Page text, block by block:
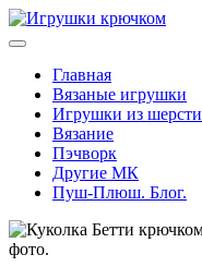
Главная
Вязаные игрушки
Игрушки из шерсти
Вязание
Пэчворк
Другие МК
Пуш-Плюш. Блог.